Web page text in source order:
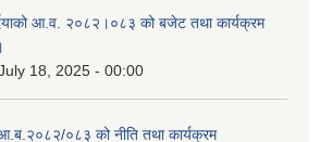
आ.व. २०८२।०८३ को बजेट तथा कार्यक्रम
18, 2025 - 00:00
आ.ब.२०८२/०८३ को नीति तथा कार्यक्रम